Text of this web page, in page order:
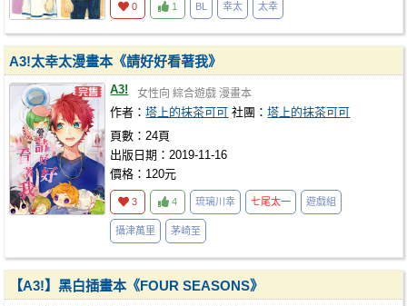
0 1 BL 幸太 太幸
A3!太幸太漫畫本《請好好看著我》
A3! 女性向 綜合遊戲 漫畫本
作者：塔上的抹茶可可 社團：塔上的抹茶可可
頁數：24頁
出版日期：2019-11-16
價格：120元
3 4 琉璃川幸 七尾太一 遊戲組
攝津萬里 茅崎至
【A3!】黑白插畫本《FOUR SEASONS》